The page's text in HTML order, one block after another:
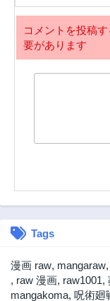
コメントを投稿す
要があります
Tags
漫画 raw, mangaraw,
, raw 漫画, raw1001,
mangakoma, 呪術廻